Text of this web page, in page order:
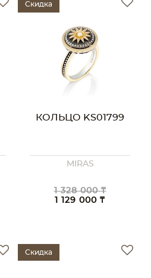
Скидка
КОЛЬЦО KS01799
MIRAS
1 328 000 ₸
1 129 000 ₸
Скидка